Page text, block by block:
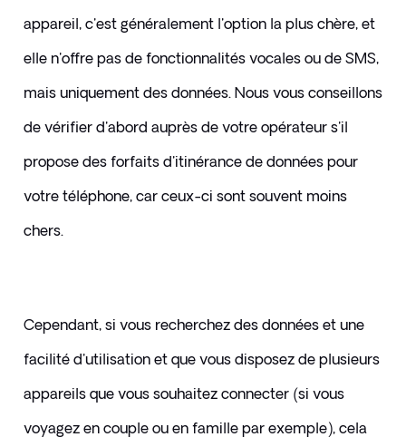
appareil, c'est généralement l'option la plus chère, et
elle n'offre pas de fonctionnalités vocales ou de SMS,
mais uniquement des données. Nous vous conseillons
de vérifier d'abord auprès de votre opérateur s'il
propose des forfaits d'itinérance de données pour
votre téléphone, car ceux-ci sont souvent moins
chers.
Cependant, si vous recherchez des données et une
facilité d'utilisation et que vous disposez de plusieurs
appareils que vous souhaitez connecter (si vous
voyagez en couple ou en famille par exemple), cela